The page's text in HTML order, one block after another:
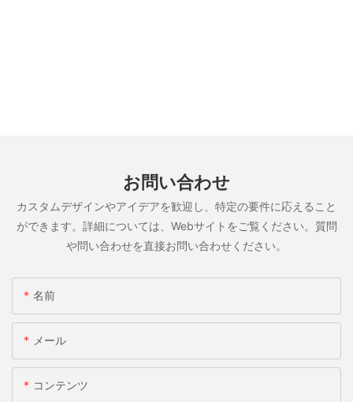
お問い合わせ
カスタムデザインやアイデアを歓迎し、特定の要件に応えること
ができます。詳細については、Webサイトをご覧ください。質問
や問い合わせを直接お問い合わせください。
名前
メール
コンテンツ